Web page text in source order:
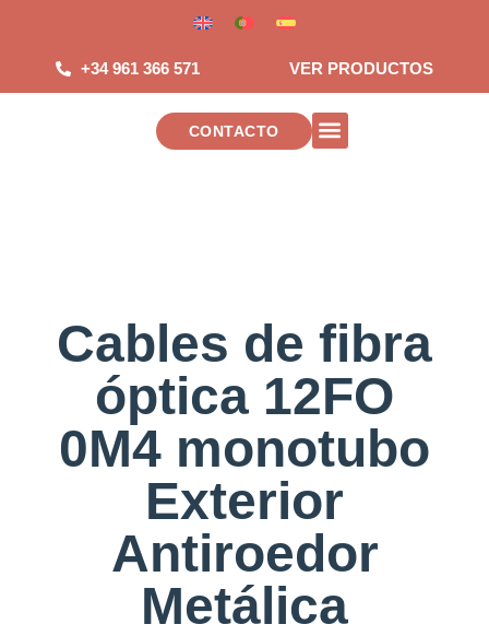
contenido
+34 961 366 571 VER PRODUCTOS
CONTACTO
Cables de fibra
óptica 12FO
0M4 monotubo
Exterior
Antiroedor
Metálica